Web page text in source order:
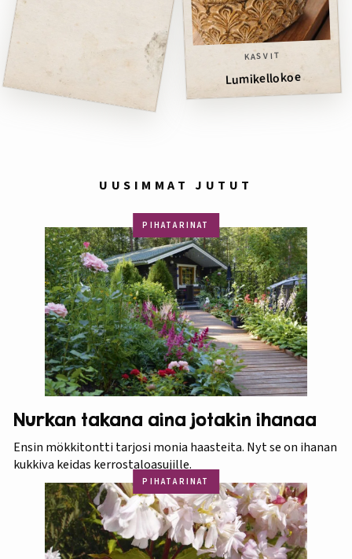
KASVIT
Lumikellokoe
UUSIMMAT JUTUT
PIHATARINAT
Nurkan takana aina jotakin ihanaa
Ensin mökkitontti tarjosi monia haasteita. Nyt se on ihanan
kukkiva keidas kerrostaloasujille.
PIHATARINAT